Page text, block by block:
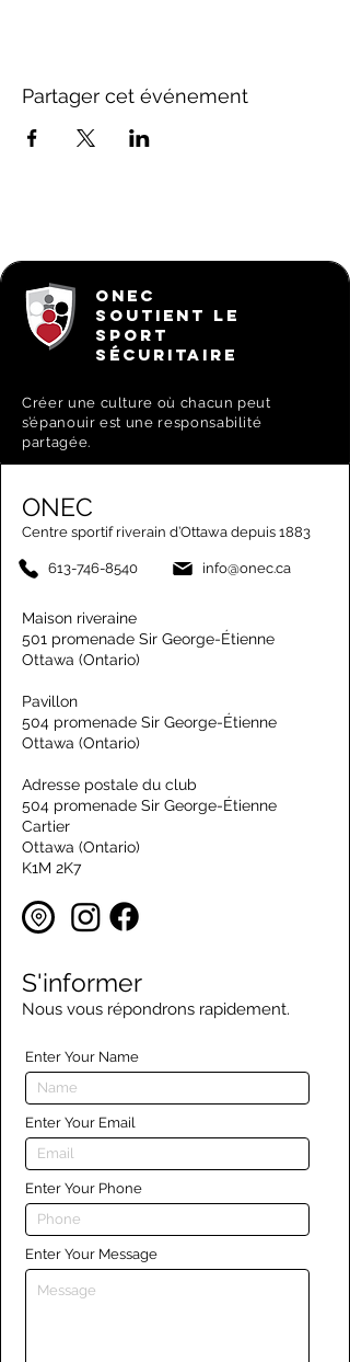
Partager cet événement
ONEC
SOUTIENT LE
SPORT
SÉCURITAIRE
Créer une culture où chacun peut
s’épanouir est une responsabilité
partagée.
ONEC
Centre sportif riverain d’Ottawa depuis 1883
613-746-8540 info@onec.ca
Maison riveraine
501 promenade Sir George-Étienne
Ottawa (Ontario)
Pavillon
504 promenade Sir George-Étienne
Ottawa (Ontario)
Adresse postale du club
504 promenade Sir George-Étienne
Cartier
Ottawa (Ontario)
K1M 2K7
S'informer
Nous vous répondrons rapidement.
Enter Your Name
Enter Your Email
Enter Your Phone
Enter Your Message